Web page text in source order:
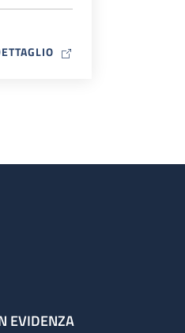
MAP ICON
EVIDENZA